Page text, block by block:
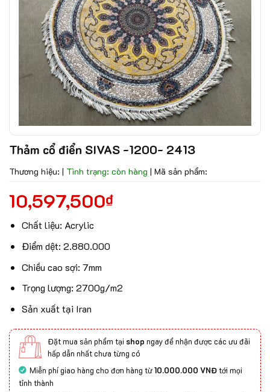
Thảm cổ điển SIVAS -1200- 2413
Thương hiệu: | Tình trạng: còn hàng | Mã sản phẩm:
10,597,500₫
Chất liệu: Acrylic
Điểm dệt: 2.880.000
Chiều cao sợi: 7mm
Trọng lượng: 2700g/m2
Sản xuất tại Iran
Đặt mua sản phẩm tại shop ngay để nhận được các ưu đãi
hấp dẫn nhất chưa từng có
Miễn phí giao hàng cho đơn hàng từ10.000.000 VNĐtới mọi
tỉnh thành